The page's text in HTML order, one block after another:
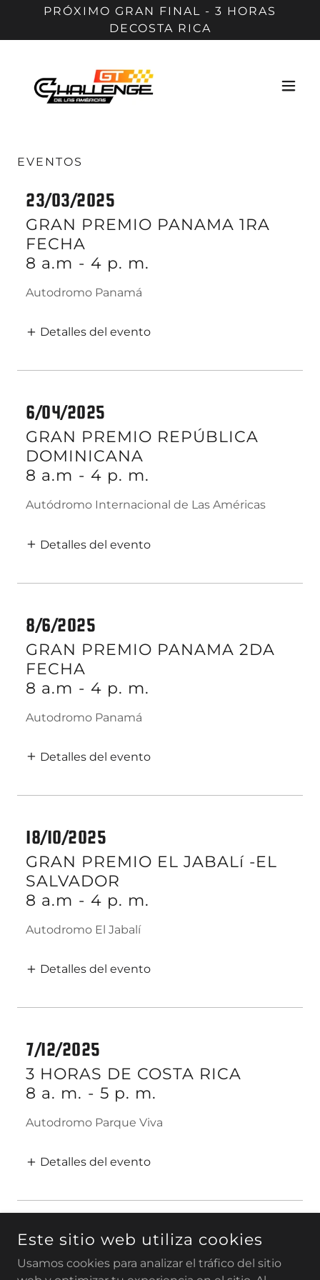
PRÓXIMO GRAN FINAL - 3 HORAS
DECOSTA RICA
EVENTOS
23/03/2025
GRAN PREMIO PANAMA 1RA
FECHA
8 a.m - 4 p. m.
Autodromo Panamá
Detalles del evento
6/04/2025
GRAN PREMIO REPÚBLICA
DOMINICANA
8 a.m - 4 p. m.
Autódromo Internacional de Las Américas
Detalles del evento
8/6/2025
GRAN PREMIO PANAMA 2DA
FECHA
8 a.m - 4 p. m.
Autodromo Panamá
Detalles del evento
18/10/2025
GRAN PREMIO EL JABALí -EL
SALVADOR
8 a.m - 4 p. m.
Autodromo El Jabalí
Detalles del evento
7/12/2025
3 HORAS DE COSTA RICA
8 a. m. - 5 p. m.
Autodromo Parque Viva
Detalles del evento
Este sitio web utiliza cookies
Usamos cookies para analizar el tráfico del sitio